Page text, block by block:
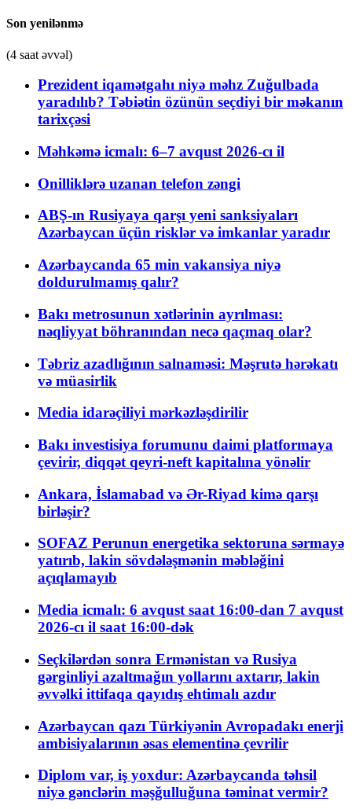
Son yenilənmə
(4 saat əvvəl)
Prezident iqamətgahı niyə məhz Zuğulbada
yaradılıb? Təbiətin özünün seçdiyi bir məkanın
tarixçəsi
Məhkəmə icmalı: 6–7 avqust 2026-cı il
Onilliklərə uzanan telefon zəngi
ABŞ-ın Rusiyaya qarşı yeni sanksiyaları
Azərbaycan üçün risklər və imkanlar yaradır
Azərbaycanda 65 min vakansiya niyə
doldurulmamış qalır?
Bakı metrosunun xətlərinin ayrılması:
nəqliyyat böhranından necə qaçmaq olar?
Təbriz azadlığının salnaməsi: Məşrutə hərəkatı
və müasirlik
Media idarəçiliyi mərkəzləşdirilir
Bakı investisiya forumunu daimi platformaya
çevirir, diqqət qeyri-neft kapitalına yönəlir
Ankara, İslamabad və Ər-Riyad kimə qarşı
birləşir?
SOFAZ Perunun energetika sektoruna sərmayə
yatırıb, lakin sövdələşmənin məbləğini
açıqlamayıb
Media icmalı: 6 avqust saat 16:00-dan 7 avqust
2026-cı il saat 16:00-dək
Seçkilərdən sonra Ermənistan və Rusiya
gərginliyi azaltmağın yollarını axtarır, lakin
əvvəlki ittifaqa qayıdış ehtimalı azdır
Azərbaycan qazı Türkiyənin Avropadakı enerji
ambisiyalarının əsas elementinə çevrilir
Diplom var, iş yoxdur: Azərbaycanda təhsil
niyə gənclərin məşğulluğuna təminat vermir?